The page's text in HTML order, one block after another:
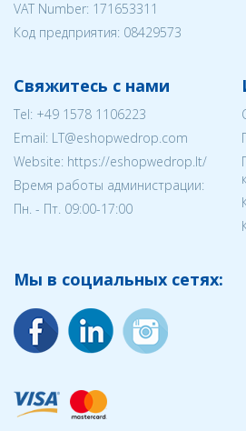
VAT Number: 171653311
Код предприятия: 08429573
Свяжитесь с нами
Tel: +49 1578 1106223
Email: LT@eshopwedrop.com
Website: https://eshopwedrop.lt/
Время работы администрации:
Пн. - Пт. 09:00-17:00
Мы в социальных сетях: